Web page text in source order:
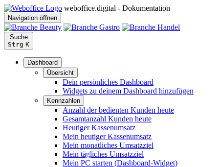
weboffice.digital - Dokumentation
Navigation öffnen
Suche
Strg K
Dashboard
Übersicht
Dein persönliches Dashboard
Widgets zu deinem Dashboard hinzufügen
Kennzahlen
Anzahl der bedienten Kunden heute
Gesamtanzahl Kunden heute
Heutiger Kassenumsatz
Mein heutiger Kassenumsatz
Mein monatliches Umsatzziel
Mein tägliches Umsatzziel
Mein PC starten (Dashboard-Widget)